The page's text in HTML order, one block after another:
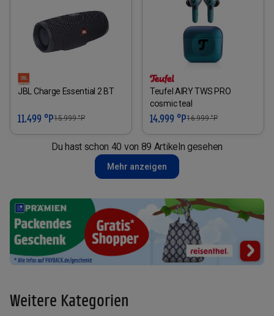
JBL Charge Essential 2 BT
11.499 °P15.999°P
Teufel AIRY TWS PRO
cosmic teal
14.999 °P16.999°P
Du hast schon 40 von 89 Artikeln gesehen
Mehr anzeigen
Weitere Kategorien